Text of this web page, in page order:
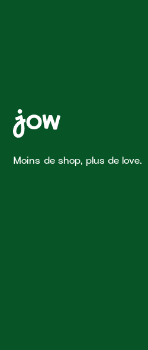
Moins de shop, plus de love.